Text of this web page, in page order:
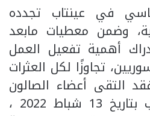
في عينتاب تجدده
وضمن معطيات مابعد
أهمية تفعيل العمل
تجاوزًا لكل العثرات
التقى أعضاء الصالون
السياسي في عينتاب بتاريخ 13 شباط 2022 ،